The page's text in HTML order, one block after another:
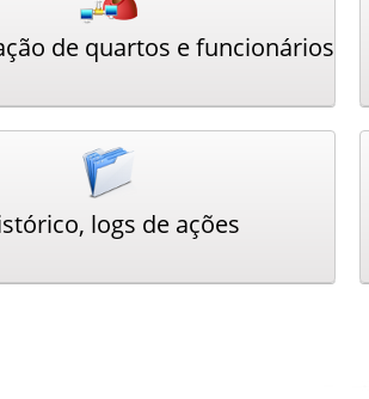
de quartos e funcionários
logs de ações